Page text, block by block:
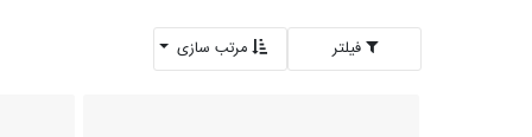
فیلتر